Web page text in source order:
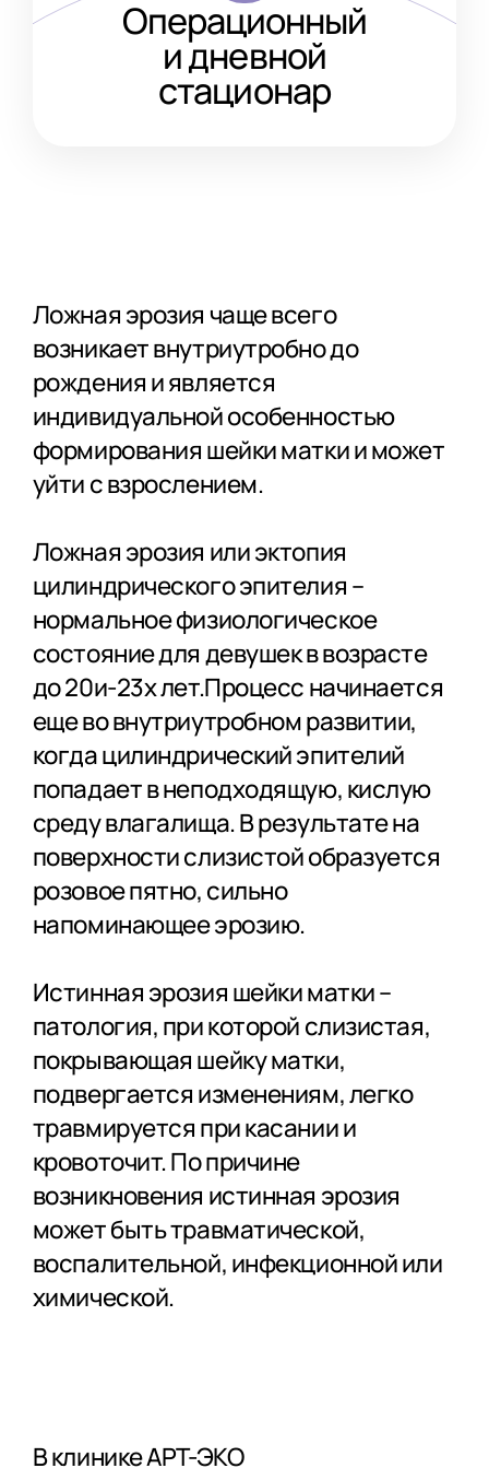
Операционный
и дневной
стационар
Ложная эрозия чаще всего
возникает внутриутробно до
рождения и является
индивидуальной особенностью
формирования шейки матки и может
уйти с взрослением.
Ложная эрозия или эктопия
цилиндрического эпителия –
нормальное физиологическое
состояние для девушек в возрасте
до 20и-23х лет.Процесс начинается
еще во внутриутробном развитии,
когда цилиндрический эпителий
попадает в неподходящую, кислую
среду влагалища. В результате на
поверхности слизистой образуется
розовое пятно, сильно
напоминающее эрозию.
Истинная эрозия шейки матки –
патология, при которой слизистая,
покрывающая шейку матки,
подвергается изменениям, легко
травмируется при касании и
кровоточит. По причине
возникновения истинная эрозия
может быть травматической,
воспалительной, инфекционной или
химической.
В клинике АРТ-ЭКО